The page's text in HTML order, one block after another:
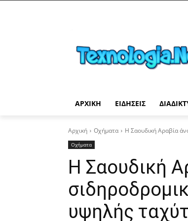
ΑΡΧΙΚΉ ΕΙΔΉΣΕΙΣ
Αρχική Οχήματα Η Σαουδική Αραβία
Οχήματα
Η Σαουδική
υψηλής